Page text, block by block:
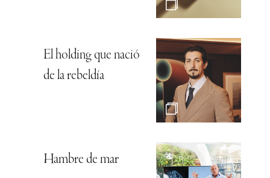
El holding que nació
de la rebeldía
Hambre de mar